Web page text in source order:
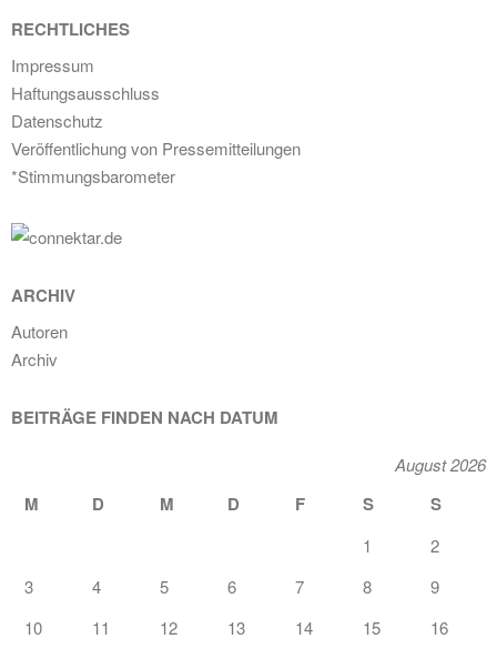
RECHTLICHES
Impressum
Haftungsausschluss
Datenschutz
Veröffentlichung von Pressemitteilungen
*Stimmungsbarometer
ARCHIV
Autoren
Archiv
BEITRÄGE FINDEN NACH DATUM
August 2026
M D M D F S S
1
2
3
4 5 6 7 8
9
10
11 12 13 14 15
16